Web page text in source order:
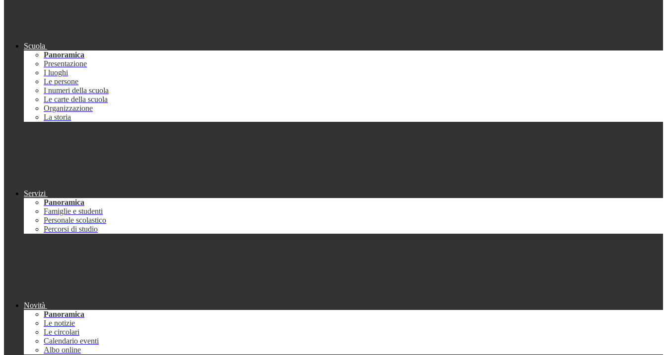
Scuola
Panoramica
Presentazione
I luoghi
Le persone
I numeri della scuola
Le carte della scuola
Organizzazione
La storia
Servizi
Panoramica
Famiglie e studenti
Personale scolastico
Percorsi di studio
Novità
Panoramica
Le notizie
Le circolari
Calendario eventi
Albo online